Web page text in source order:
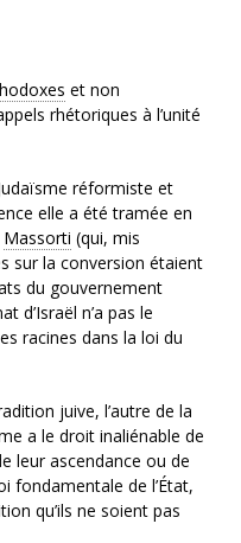
et non
rhétoriques à l’unité
réformiste et
elle a été tramée en
Massorti (qui, mis
sur la conversion étaient
du gouvernement
d’Israël n’a pas le
racines dans la loi du
juive, l’autre de la
a le droit inaliénable de
leur ascendance ou de
fondamentale de l’État,
qu’ils ne soient pas